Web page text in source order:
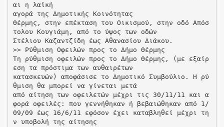
αι η λαϊκή
αγορά της Δημοτικής Κοινότητας
Θέρμης, στην επέκταση του Οικισμού, στην οδό Απόσ
τολου Κουγιάμη, από το ύψος των οδών
Στέλιου Καζαντζίδη έως Αθανασίου Διάκου.
>> Ρύθμιση Οφειλών προς το Δήμο Θέρμης
Τη ρύθμιση οφειλών προς το Δήμο Θέρμης, (με εξαίρ
εση τα πρόστιμα των αυθαιρέτων
κατασκευών) αποφάσισε το Δημοτικό Συμβούλιο. Η ρύ
θμιση θα μπορεί να γίνεται μετά
από αίτηση των οφειλετών μέχρι τις 30/11/11 και α
φορά οφειλές: που γεννήθηκαν ή βεβαιώθηκαν από 1/
09/09 έως 16/6/11 εφόσον έχει καταβληθεί μέχρι τη
ν υποβολή της αίτησης